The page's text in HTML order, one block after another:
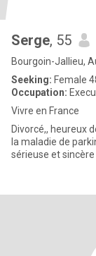
Serge, 55
Bourgoin-Jallieu,
Seeking: Female
Occupation:
Vivre en France
Divorcé,, heureux
la maladie de
sérieuse et sincère